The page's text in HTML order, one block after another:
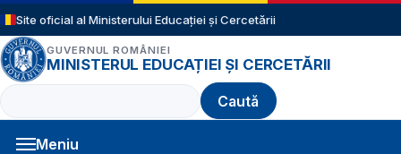
Sari la conținutul principal
Site oficial al Ministerului Educației și Cercetării
GUVERNUL ROMÂNIEI
MINISTERUL EDUCAȚIEI ȘI CERCETĂRII
Caută
Meniu